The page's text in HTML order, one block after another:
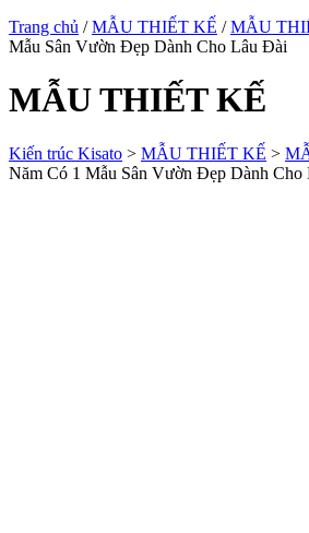
Trang chủ /MẪU THIẾT KẾ /MẪU
Mẫu Sân Vườn Đẹp Dành Cho Lâu Đài
MẪU THIẾT KẾ
Kiến trúc Kisato > MẪU THIẾT KẾ >
Năm Có 1 Mẫu Sân Vườn Đẹp Dành Cho